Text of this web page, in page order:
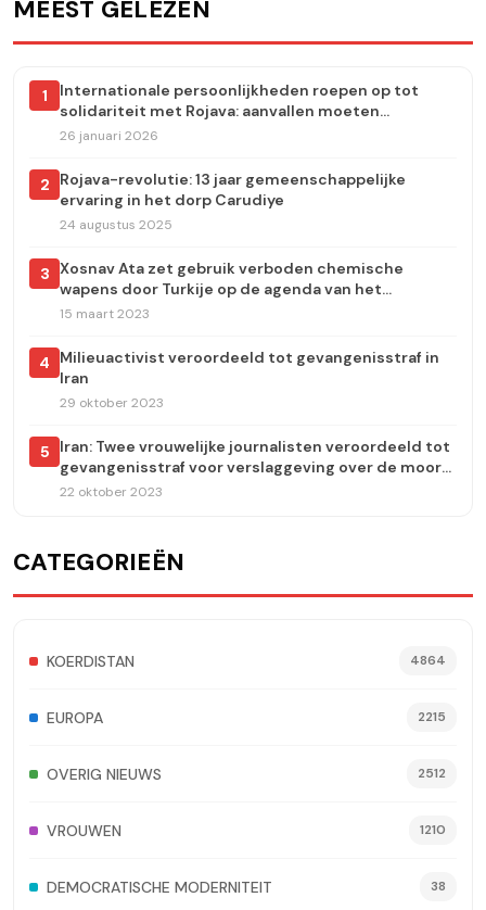
MEEST GELEZEN
1
Internationale persoonlijkheden roepen op tot
solidariteit met Rojava: aanvallen moeten
onmiddellijk worden stopgezet
26 januari 2026
2
Rojava-revolutie: 13 jaar gemeenschappelijke
ervaring in het dorp Carudiye
24 augustus 2025
3 Xosnav Ata zet gebruik verboden chemische
wapens door Turkije op de agenda van het
Europees Parlement
15 maart 2023
4
Milieuactivist veroordeeld tot gevangenisstraf in
Iran
29 oktober 2023
5
Iran: Twee vrouwelijke journalisten veroordeeld tot
gevangenisstraf voor verslaggeving over de moord
op Jina Amini
22 oktober 2023
CATEGORIEËN
KOERDISTAN 4864
EUROPA 2215
OVERIG NIEUWS 2512
VROUWEN 1210
DEMOCRATISCHE MODERNITEIT 38